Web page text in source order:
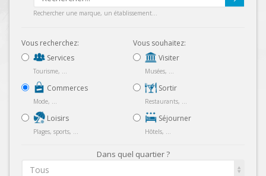
Rechercher une marque, un établissement...
Vous recherchez:
Services
Tourisme, ...
Commerces
Mode, ...
Loisirs
Plages, sports, ...
Vous souhaitez:
Visiter
Musées, ...
Sortir
Restaurants, ...
Séjourner
Hôtels, ...
Dans quel quartier ?
Tous